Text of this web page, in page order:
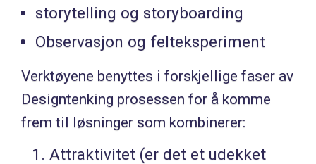
storytelling og storyboarding
Observasjon og felteksperiment
Verktøyene benyttes i forskjellige faser av
Designtenking prosessen for å komme
frem til løsninger som kombinerer:
Attraktivitet (er det et udekket